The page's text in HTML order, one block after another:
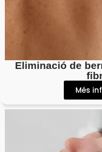
Eliminació de
Més